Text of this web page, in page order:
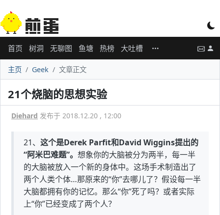
首页 树洞 无聊图 鱼塘 热榜 大吐槽
主页 Geek 文章正文
21个烧脑的思想实验
Diehard 发布于 2018.12.20 , 12:00
21、 这个是Derek Parfit和David Wiggins提出的
“阿米巴难题”。 想象你的大脑被分为两半，每一半
的大脑被放入一个新的身体中。这场手术制造出了
两个人类个体…那原来的“你”去哪儿了？假设每一半
大脑都拥有你的记忆。那么“你”死了吗？或者实际
上“你”已经变成了两个人？